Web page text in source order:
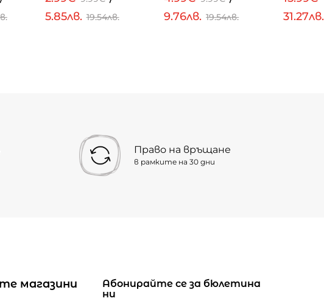
5.85лв. 19.54лв.
9.76лв. 19.54лв.
Право на връщане
в рамките на 30 дни
магазини
Абонирайте се за бюлетина
ни